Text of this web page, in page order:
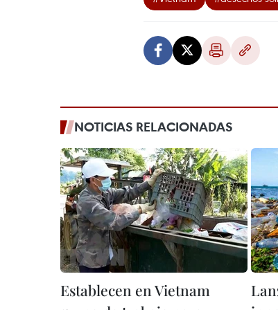
NOTICIAS RELACIONADAS
Establecen en Vietnam